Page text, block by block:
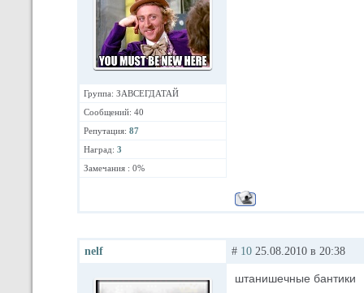
Группа: ЗАВСЕГДАТАЙ
Сообщений: 40
Репутация: 87
Наград: 3
Замечания : 0%
nelf # 10 25.08.2010 в 20:38
штанишечные бантики